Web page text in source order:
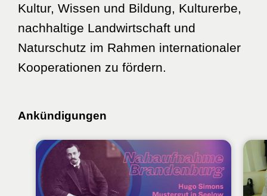
Kultur, Wissen und Bildung, Kulturerbe,
nachhaltige Landwirtschaft und
Naturschutz im Rahmen internationaler
Kooperationen zu fördern.
Ankündigungen